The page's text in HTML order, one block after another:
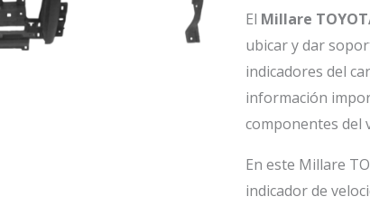
El Millare
ubicar y dar
indicadores del
información
componentes del
En este Millare
indicador de
cantidad